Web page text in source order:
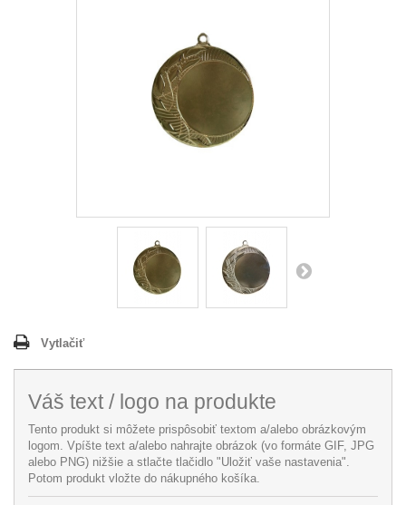
Vytlačiť
Váš text / logo na produkte
Tento produkt si môžete prispôsobiť textom a/alebo obrázkovým
logom. Vpíšte text a/alebo nahrajte obrázok (vo formáte GIF, JPG
alebo PNG) nižšie a stlačte tlačidlo "Uložiť vaše nastavenia".
Potom produkt vložte do nákupného košíka.